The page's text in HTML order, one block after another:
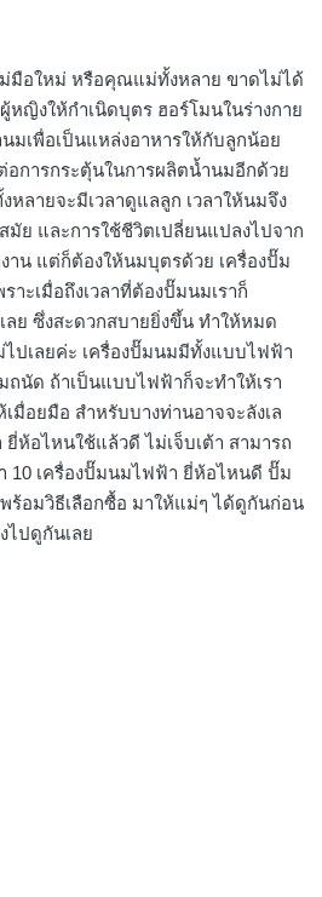
มือใหม่ หรือคุณแม่ทั้งหลาย ขาดไม่ได้
หญิงให้กำเนิดบุตร ฮอร์โมนในร่างกาย
มเพื่อเป็นแหล่งอาหารให้กับลูกน้อย
อการกระตุ้นในการผลิตน้ำนมอีกด้วย
ลายจะมีเวลาดูแลลูก เวลาให้นมจึง
ย และการใช้ชีวิตเปลี่ยนแปลงไปจาก
น แต่ก็ต้องให้นมบุตรด้วย เครื่องปั๊ม
าะเมื่อถึงเวลาที่ต้องปั๊มนมเราก็
ลย ซึ่งสะดวกสบายยิ่งขึ้น ทำให้หมด
ไปเลยค่ะ เครื่องปั๊มนมมีทั้งแบบไฟฟ้า
นัด ถ้าเป็นแบบไฟฟ้าก็จะทำให้เรา
มื่อยมือ สำหรับบางท่านอาจจะลังเล
ยี่ห้อไหนใช้แล้วดี ไม่เจ็บเต้า สามารถ
10 เครื่องปั๊มนมไฟฟ้า ยี่ห้อไหนดี ปั๊ม
ร้อมวิธีเลือกซื้อ มาให้แม่ๆ ได้ดูกันก่อน
ไปดูกันเลย